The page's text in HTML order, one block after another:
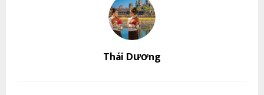
Thái Dương